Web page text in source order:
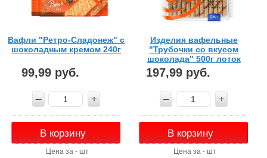
Вафли "Ретро-Сладонеж" с
шоколадным кремом 240г
99,99 руб.
В корзину
Цена за - шт
Изделия вафельные
"Трубочки со вкусом
шоколада" 500г лоток
Сладонеж
197,99 руб.
В корзину
Цена за - шт